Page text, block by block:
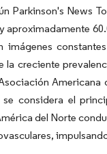
Parkinson's News
creciente
Americana
considera el
del Norte